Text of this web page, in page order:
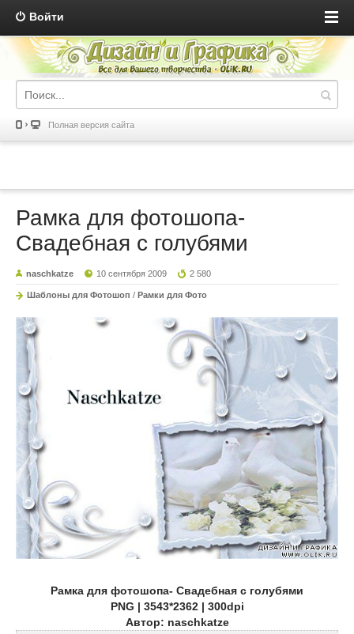
Войти
Полная версия сайта
Рамка для фотошопа-
Свадебная с голубями
naschkatze 10 сентября 2009 2 580
Шаблоны для Фотошоп / Рамки для Фото
Рамка для фотошопа- Свадебная с голубями
PNG | 3543*2362 | 300dpi
Автор: naschkatze